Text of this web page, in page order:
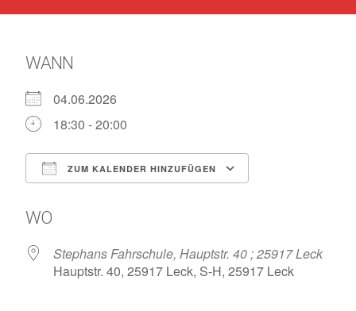
WANN
04.06.2026
18:30 - 20:00
ZUM KALENDER HINZUFÜGEN
WO
Stephans Fahrschule, Hauptstr. 40 ; 25917 Leck
Hauptstr. 40, 25917 Leck, S-H, 25917 Leck